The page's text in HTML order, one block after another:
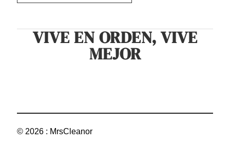
VIVE EN ORDEN, VIVE
MEJOR
© 2026 : MrsCleanor